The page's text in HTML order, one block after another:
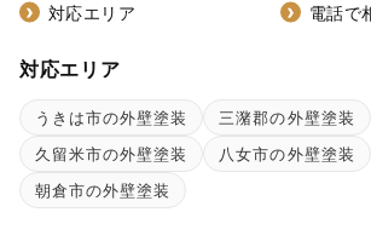
対応エリア 電話で
対応エリア
うきは市の外壁塗装
三潴郡の外壁塗装
久留米市の外壁塗装
八女市の外壁塗装
朝倉市の外壁塗装